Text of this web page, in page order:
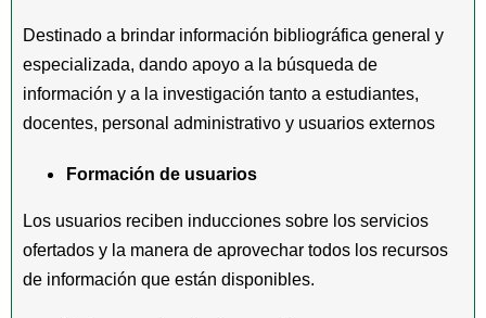
Destinado a brindar información bibliográfica general y
especializada, dando apoyo a la búsqueda de
información y a la investigación tanto a estudiantes,
docentes, personal administrativo y usuarios externos
Formación de usuarios
Los usuarios reciben inducciones sobre los servicios
ofertados y la manera de aprovechar todos los recursos
de información que están disponibles.